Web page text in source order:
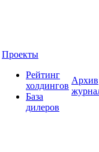
Проекты
Рейтинг
холдингов
База
дилеров
Архив